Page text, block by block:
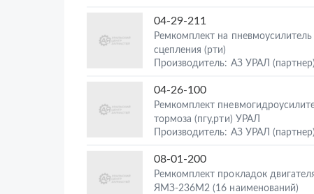
04-29-211
Ремкомплект на пневмоусилитель
сцепления (рти)
Производитель: АЗ УРАЛ (партнер)
04-26-100
Ремкомплект
тормоза (пгу,рти) УРАЛ
Производитель: АЗ УРАЛ (партнер)
08-01-200
Ремкомплект прокладок
ЯМЗ-236М2 (16 наименований)